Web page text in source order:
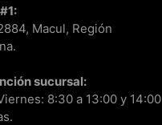
Macul, Región
sucursal:
8:30 a 13:00 y 14:00